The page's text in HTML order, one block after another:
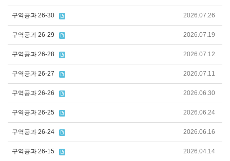
구역공과 26-30 2026.07.26
구역공과 26-29 2026.07.19
구역공과 26-28 2026.07.12
구역공과 26-27 2026.07.11
구역공과 26-26 2026.06.30
구역공과 26-25 2026.06.24
구역공과 26-24 2026.06.16
구역공과 26-15 2026.04.14